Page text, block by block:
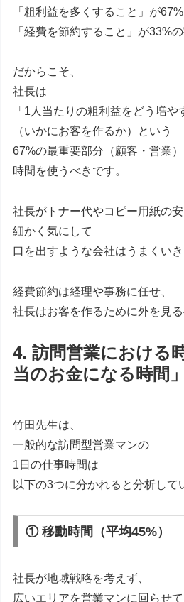
「粗利益を多くすること」が67%
「経費を節約すること」が33%の
だからこそ、
社長は
「1人当たりの粗利益をどう増や
（いかにお客を作るか）という
67%の最重要部分（顧客・営業
時間を使うべきです。
社長がトナー代やコピー用紙の
細かく気にして
口を出すような会社はうまくいき
経費節約は経理や事務に任せ、
社長はお客を作るために外を見る
4. 訪問営業における
当のお金になる時間」
竹田先生は、
一般的な訪問型営業マンの
1日の仕事時間は
以下の3つに分かれると分析して
① 移動時間（平均45%）
社長が地域戦略を考えず、
広いエリアを営業マンに回らせて